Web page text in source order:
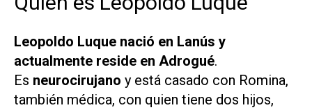
Leopoldo Luque nació en Lanús y
actualmente reside en Adrogué.
Es neurocirujano y está casado con Romina,
también médica, con quien tiene dos hijos,